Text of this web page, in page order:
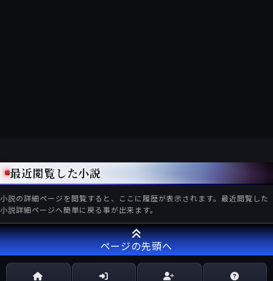
最近閲覧した小説
小説の詳細ページを閲覧すると、ここに履歴が表示されます。最近閲覧した
小説詳細ページへ簡単に戻る事が出来ます。
ページの先頭へ